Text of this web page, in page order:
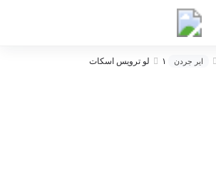
ایر جردن ۱ لو ترویس اسکات